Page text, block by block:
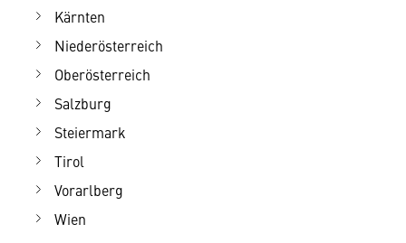
Kärnten
Niederösterreich
Oberösterreich
Salzburg
Steiermark
Tirol
Vorarlberg
Wien